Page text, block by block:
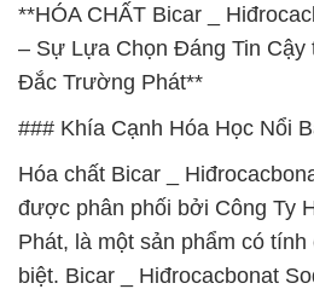
**HÓA CHẤT Bicar _
– Sự Lựa Chọn Đáng Tin Cậy
Đắc Trường Phát**
### Khía Cạnh Hóa Học Nổi
Hóa chất Bicar _
được phân phối bởi Công Ty
Phát, là một sản phẩm có
biệt. Bicar _ Hiđrocacbonat